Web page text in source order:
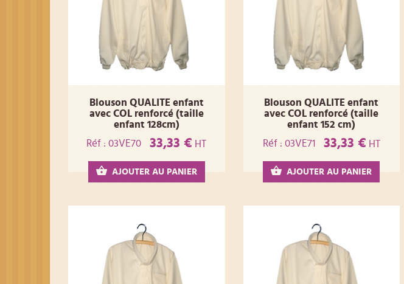
Blouson QUALITE enfant
avec COL renforcé (taille
enfant 128cm)
Réf : 03VE70
33,33 € HT
AJOUTER AU PANIER
Blouson QUALITE enfant
avec COL renforcé (taille
enfant 152 cm)
Réf : 03VE71
33,33 € HT
AJOUTER AU PANIER